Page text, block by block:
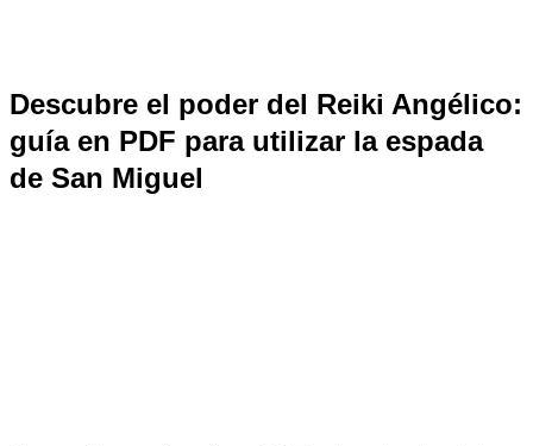
Descubre el poder del Reiki Angélico:
guía en PDF para utilizar la espada
de San Miguel